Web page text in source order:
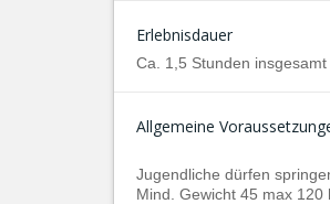
Erlebnisdauer
Ca. 1,5 Stunden insgesamt
Allgemeine
Jugendliche dürfen
Mind. Gewicht 45 max 120